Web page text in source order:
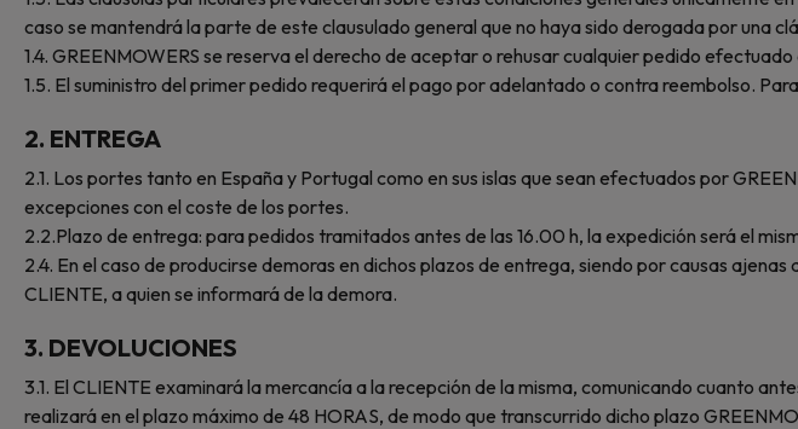
caso se mantendrá la parte de este clausulado general que no haya sido derogada por una
1.4. GREENMOWERS se reserva el derecho de aceptar o rehusar cualquier pedido
1.5. El suministro del primer pedido requerirá el pago por adelantado o contra reembolso.
2. ENTREGA
2.1. Los portes tanto en España y Portugal como en sus islas que sean efectuados por
excepciones con el coste de los portes.
2.2.Plazo de entrega: para pedidos tramitados antes de las 16.00 h, la expedición será el
2.4. En el caso de producirse demoras en dichos plazos de entrega, siendo por causas
CLIENTE, a quien se informará de la demora.
3. DEVOLUCIONES
3.1. El CLIENTE examinará la mercancía a la recepción de la misma, comunicando cuanto
realizará en el plazo máximo de 48 HORAS, de modo que transcurrido dicho plazo